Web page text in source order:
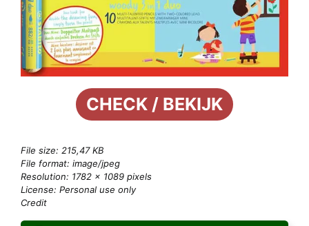
CHECK / BEKIJK
File size: 215,47 KB
File format: image/jpeg
Resolution: 1782 × 1089 pixels
License: Personal use only
Credit